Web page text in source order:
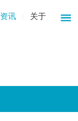
资讯 关于